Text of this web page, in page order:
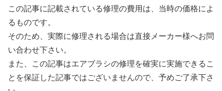
この記事に記載されている修理の費用は、当時の価格によ
るものです。
そのため、実際に修理される場合は直接メーカー様へお問
い合わせ下さい。
また、この記事はエアブラシの修理を確実に実施できるこ
とを保証した記事ではございませんので、予めご了承下さ